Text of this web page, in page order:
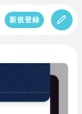
新規登録